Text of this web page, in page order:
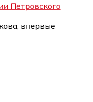
Петровского
впервые